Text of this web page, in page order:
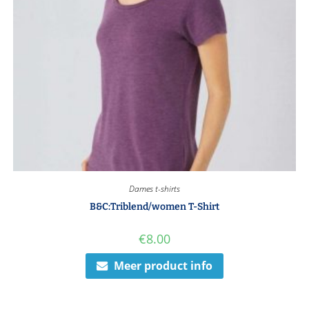
Dames t-shirts
B&C:Triblend/women T-Shirt
€8.00
Meer product info